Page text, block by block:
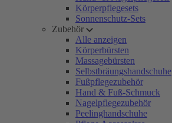
Körperpflegesets
Sonnenschutz-Sets
Zubehör
Alle anzeigen
Körperbürsten
Massagebürsten
Selbstbräungshandschuhe
Fußpflegezubehör
Hand & Fuß-Schmuck
Nagelpflegezubehör
Peelinghandschuhe